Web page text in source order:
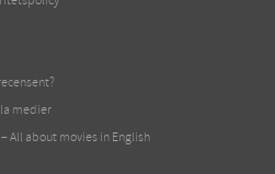
medier
All about movies in English